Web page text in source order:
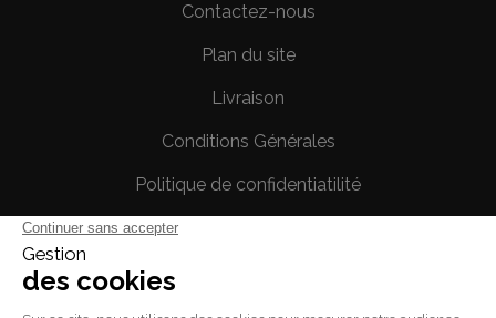
Contactez-nous
Plan du site
Livraison
Conditions Générales
Politique de confidentiatilité
Votre compte